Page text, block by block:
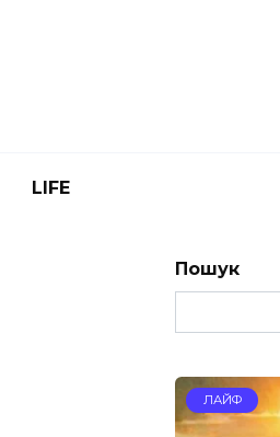
LIFE
Пошук
ЛАЙФ